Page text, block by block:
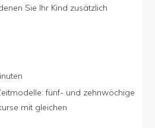
Sie Ihr Kind zusätzlich
fünf- und zehnwöchige
mit gleichen